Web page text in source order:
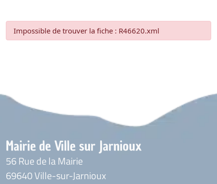
Impossible de trouver la fiche : R46620.xml
Mairie de Ville sur Jarnioux
56 Rue de la Mairie
69640 Ville-sur-Jarnioux